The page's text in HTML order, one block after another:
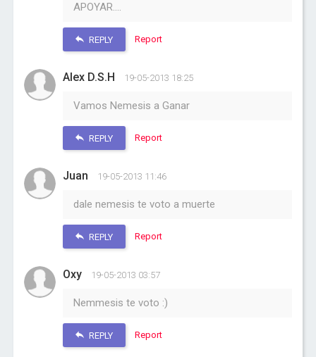
APOYAR....
REPLY Report
Alex D.S.H 19-05-2013 18:25
Vamos Nemesis a Ganar
REPLY Report
Juan 19-05-2013 11:46
dale nemesis te voto a muerte
REPLY Report
Oxy 19-05-2013 03:57
Nemmesis te voto :)
REPLY Report